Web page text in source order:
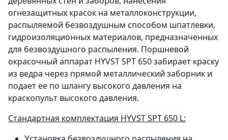
огнезащитных красок на металлоконструкции,
распыляемой безвоздушным способом шпатлевки,
гидроизоляционных материалов, предназначенных
для безвоздушного распыления. Поршневой
окрасочный аппарат HYVST SPT 650 забирает краску
из ведра через прямой металлический заборник и
подает ее по шлангу высокого давления на
краскопульт высокого давления.
Стандартная комплектация HYVST SPT 650 L: